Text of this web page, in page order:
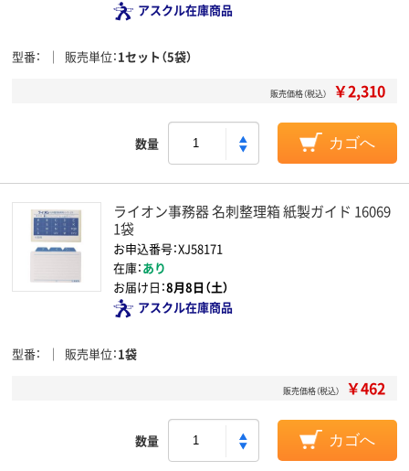
アスクル在庫商品
型番 販売単位 1セット（5袋）
販売価格（税込） ￥2,310
数量 カゴへ
ライオン事務器 名刺整理箱 紙製ガイド 16069
1袋
お申込番号：XJ58171
在庫：あり
お届け日：8月8日（土）
アスクル在庫商品
型番 販売単位 1袋
販売価格（税込） ￥462
数量 カゴへ